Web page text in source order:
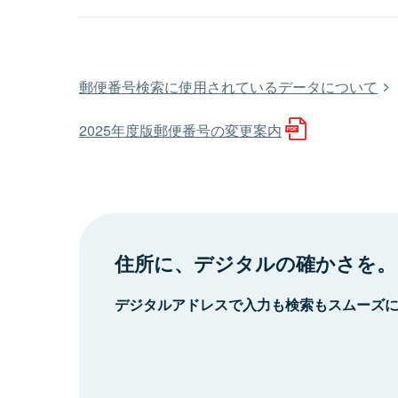
郵便番号検索に使用されているデータについて
2025年度版郵便番号の変更案内
住所に、デジタルの確かさを。
デジタルアドレスで入力も検索もスムーズ